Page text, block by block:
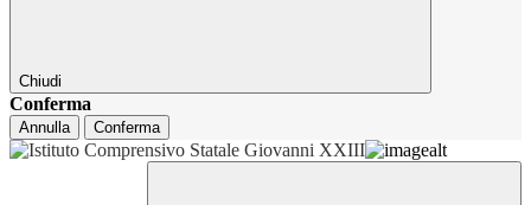
Chiudi
Conferma
Annulla Conferma